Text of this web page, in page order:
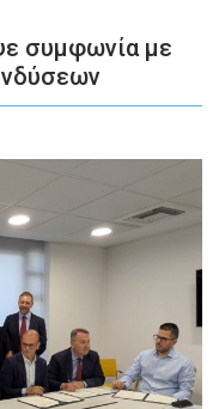
συμφωνία με